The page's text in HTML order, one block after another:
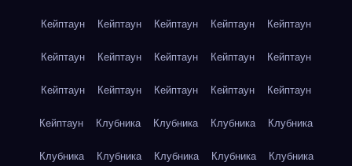
Кейптаун Кейптаун Кейптаун Кейптаун Кейптаун
Кейптаун Кейптаун Кейптаун Кейптаун Кейптаун
Кейптаун Кейптаун Кейптаун Кейптаун Кейптаун
Кейптаун Клубника Клубника Клубника Клубника
Клубника Клубника Клубника Клубника Клубника